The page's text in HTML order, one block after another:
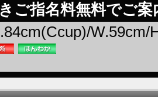
ご指名料無料でご案
W.59cm/